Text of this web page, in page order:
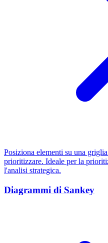
Posiziona elementi su una
prioritizzare. Ideale per la
l'analisi strategica.
Diagrammi di Sankey